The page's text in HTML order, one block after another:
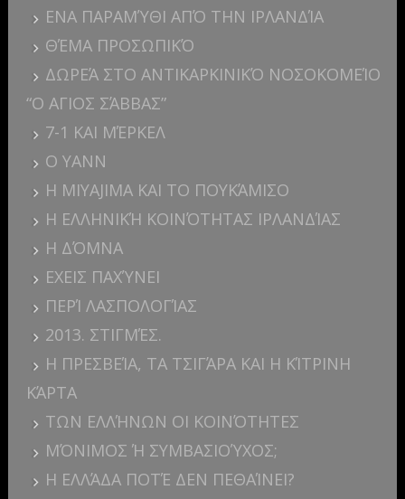
ΕΝΑ ΠΑΡΑΜΎΘΙ ΑΠΌ ΤΗΝ ΙΡΛΑΝΔΊΑ
ΘΈΜΑ ΠΡΟΣΩΠΙΚΌ
ΔΩΡΕΆ ΣΤΟ ΑΝΤΙΚΑΡΚΙΝΙΚΌ ΝΟΣΟΚΟΜΕΊΟ
“Ο ΑΓΙΟΣ ΣΆΒΒΑΣ”
7-1 ΚΑΙ ΜΈΡΚΕΛ
Ο YANN
Η MIYAJIMA ΚΑΙ ΤΟ ΠΟΥΚΆΜΙΣΟ
Η ΕΛΛΗΝΙΚΉ ΚΟΙΝΌΤΗΤΑΣ ΙΡΛΑΝΔΊΑΣ
Η ΔΌΜΝΑ
ΕΧΕΙΣ ΠΑΧΎΝΕΙ
ΠΕΡΊ ΛΑΣΠΟΛΟΓΊΑΣ
2013. ΣΤΙΓΜΈΣ.
Η ΠΡΕΣΒΕΊΑ, ΤΑ ΤΣΙΓΆΡΑ ΚΑΙ Η ΚΊΤΡΙΝΗ
ΚΆΡΤΑ
ΤΩΝ ΕΛΛΉΝΩΝ ΟΙ ΚΟΙΝΌΤΗΤΕΣ
ΜΌΝΙΜΟΣ Ή ΣΥΜΒΑΣΙΟΎΧΟΣ;
Η ΕΛΛΆΔΑ ΠΟΤΈ ΔΕΝ ΠΕΘΑΊΝΕΙ?